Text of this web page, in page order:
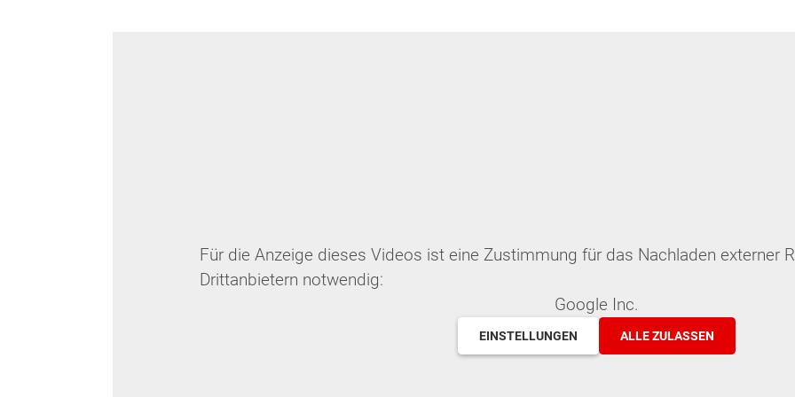
Für die Anzeige dieses Videos ist eine Zustimmung für das Nachladen externer
Drittanbietern notwendig:
Google Inc.
EINSTELLUNGEN ALLE ZULASSEN